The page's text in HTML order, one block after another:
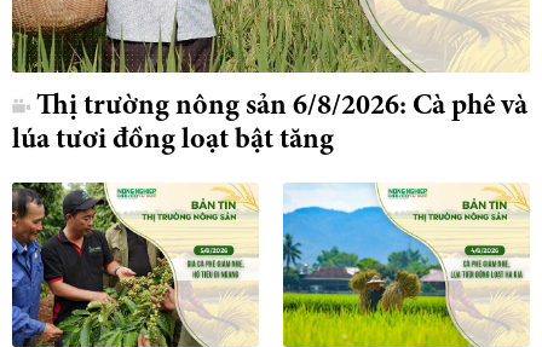
Thị trường nông sản 6/8/2026: Cà phê và
lúa tươi đồng loạt bật tăng